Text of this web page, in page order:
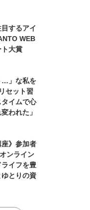
するアイ
WEB
ト大賞
…」な私を
セット習
イムで心
われた」
座》参加者
ンライン
イフを豊
とりの資